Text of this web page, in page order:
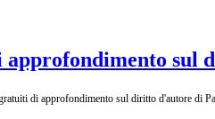
sul
di approfondimento sul diritto d'autore di